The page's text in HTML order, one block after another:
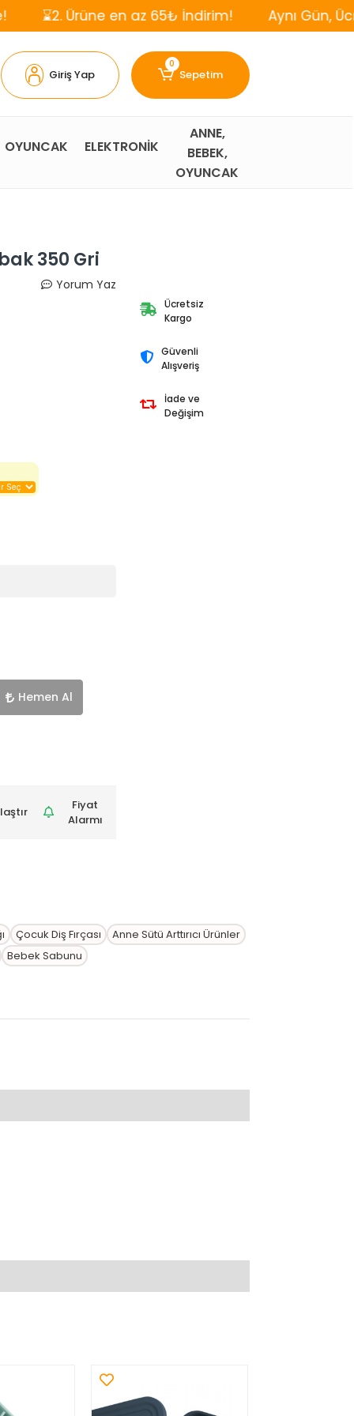
en az 65₺ İndirim! Aynı Gün, Ücretsiz
Giriş Yap
0
Sepetim
OYUNCAK ELEKTRONİK
ANNE,
BEBEK,
OYUNCAK
350 Gri
Yorum Yaz
Hemen Al
Fiyat
Alarmı
Ücretsiz
Kargo
Güvenli
Alışveriş
İade ve
Değişim
Çocuk Diş Fırçası
Anne Sütü Arttırıcı Ürünler
Bebek Sabunu